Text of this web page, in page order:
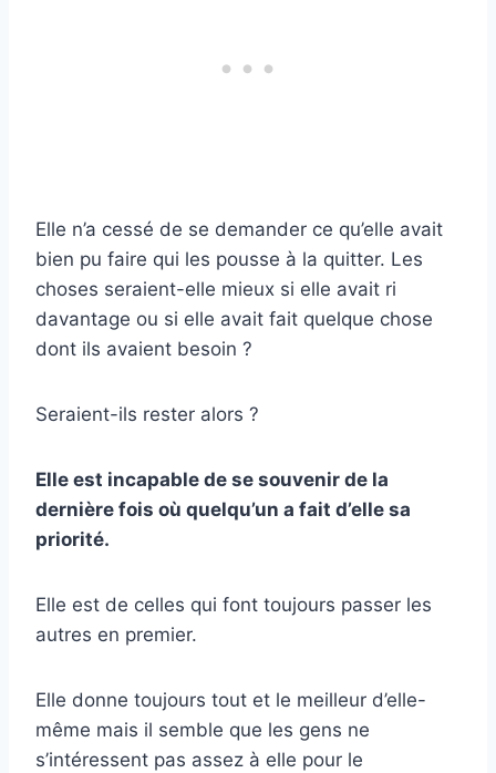
Elle n’a cessé de se demander ce qu’elle avait
bien pu faire qui les pousse à la quitter. Les
choses seraient-elle mieux si elle avait ri
davantage ou si elle avait fait quelque chose
dont ils avaient besoin ?
Seraient-ils rester alors ?
Elle est incapable de se souvenir de la
dernière fois où quelqu’un a fait d’elle sa
priorité.
Elle est de celles qui font toujours passer les
autres en premier.
Elle donne toujours tout et le meilleur d’elle-
même mais il semble que les gens ne
s’intéressent pas assez à elle pour le